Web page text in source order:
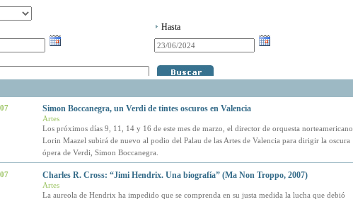
Hasta
Simon Boccanegra, un Verdi de tintes oscuros en Valencia
Artes
Los próximos días 9, 11, 14 y 16 de este mes de marzo, el director de orquesta norteamericano
Lorin Maazel subirá de nuevo al podio del Palau de las Artes de Valencia para dirigir la oscura
ópera de Verdi, Simon Boccanegra.
Charles R. Cross: “Jimi Hendrix. Una biografía” (Ma Non Troppo, 2007)
Artes
La aureola de Hendrix ha impedido que se comprenda en su justa medida la lucha que debió